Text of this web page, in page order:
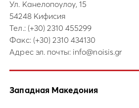
Ул. Канелопоулоу, 15
54248 Кифисия
Тел.: (+30) 2310 455299
Факс: (+30) 2310 434130
Адрес эл. почты: info@noisis.gr
Западная Македония